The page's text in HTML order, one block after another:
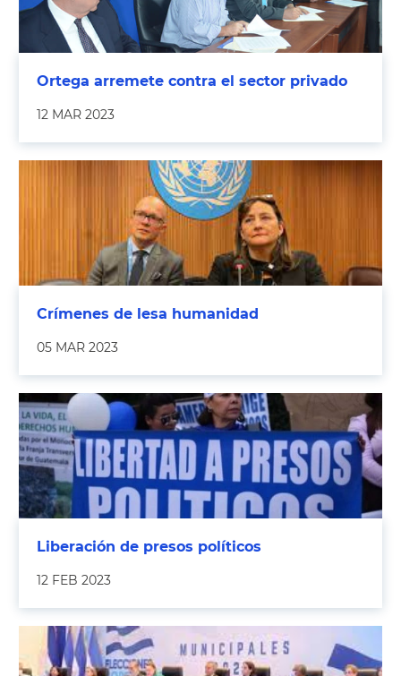
Ortega arremete contra el sector privado
12 MAR 2023
Crímenes de lesa humanidad
05 MAR 2023
Liberación de presos políticos
12 FEB 2023